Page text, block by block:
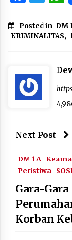
Posted in DM
KRIMINALITAS,
Next Post
DM 1 A
Peristiwa
Gara-
Korban